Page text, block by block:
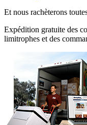
Et nous rachèterons
Expédition gratuite des
limitrophes et des